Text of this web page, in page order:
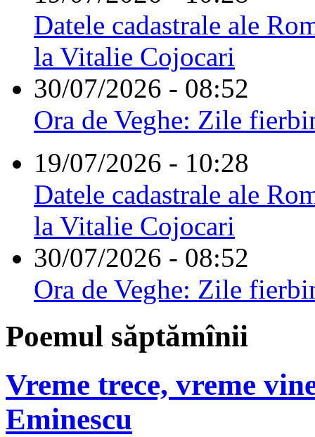
Datele cadastrale ale
la Vitalie Cojocari
30/07/2026 - 08:52
Ora de Veghe: Zile
19/07/2026 - 10:28
Datele cadastrale ale
la Vitalie Cojocari
30/07/2026 - 08:52
Ora de Veghe: Zile
Poemul săptămînii
Vreme trece, vreme
Eminescu